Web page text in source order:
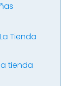
Tienda
tienda